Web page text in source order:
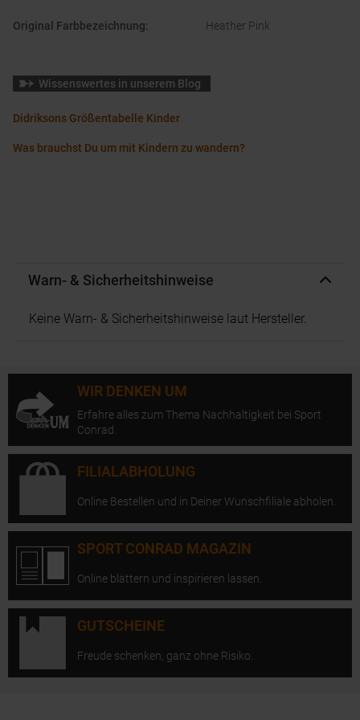
Original Farbbezeichnung: Heather Pink
Wissenswertes in unserem Blog
Didriksons Größentabelle Kinder
Was brauchst Du um mit Kindern zu wandern?
Warn- & Sicherheitshinweise
Keine Warn- & Sicherheitshinweise laut Hersteller.
WIR DENKEN UM
Erfahre alles zum Thema Nachhaltigkeit bei Sport
Conrad.
FILIALABHOLUNG
Online Bestellen und in Deiner Wunschfiliale abholen.
SPORT CONRAD MAGAZIN
Online blättern und inspirieren lassen.
GUTSCHEINE
Freude schenken, ganz ohne Risiko.